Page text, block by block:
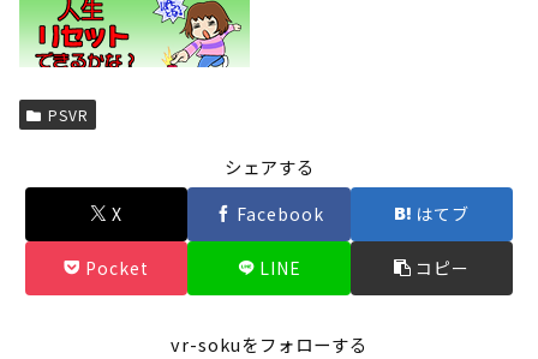
Powered by livedoor 相互RSS
PSVR
シェアする
X Facebook はてブ
Pocket LINE コピー
vr-sokuをフォローする